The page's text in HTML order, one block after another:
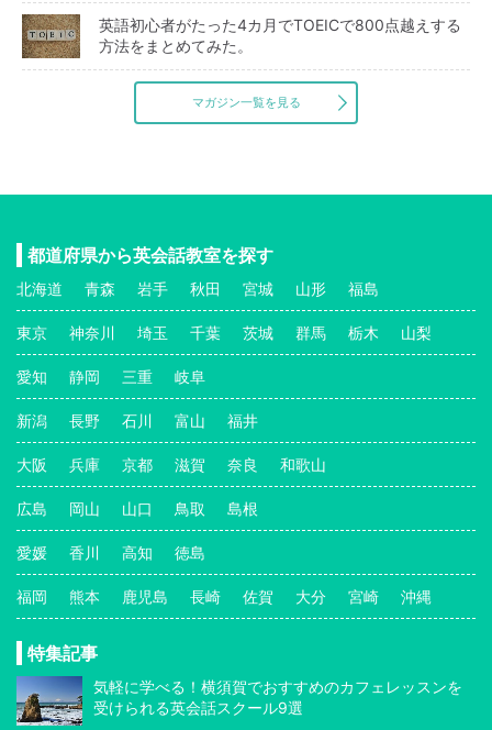
英語初心者がたった4カ月でTOEICで800点越えする
方法をまとめてみた。
マガジン一覧を見る
都道府県から英会話教室を探す
北海道 青森 岩手 秋田 宮城 山形 福島
東京 神奈川 埼玉 千葉 茨城 群馬 栃木 山梨
愛知 静岡 三重 岐阜
新潟 長野 石川 富山 福井
大阪 兵庫 京都 滋賀 奈良 和歌山
広島 岡山 山口 鳥取 島根
愛媛 香川 高知 徳島
福岡 熊本 鹿児島 長崎 佐賀 大分 宮崎 沖縄
特集記事
気軽に学べる！横須賀でおすすめのカフェレッスンを
受けられる英会話スクール9選